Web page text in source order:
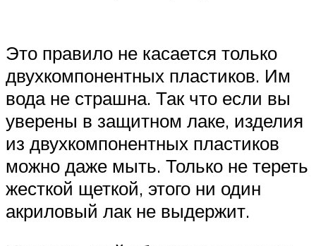
Это правило не касается только
двухкомпонентных пластиков. Им
вода не страшна. Так что если вы
уверены в защитном лаке, изделия
из двухкомпонентных пластиков
можно даже мыть. Только не тереть
жесткой щеткой, этого ни один
акриловый лак не выдержит.